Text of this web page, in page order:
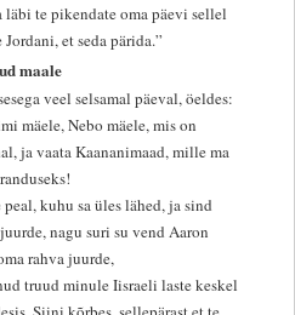
läbi te pikendate oma päevi sellel
et seda pärida.”
maale
veel selsamal päeval, öeldes:
mäele, Nebo mäele, mis on
ja vaata Kaananimaad, mille ma
peal, kuhu sa üles lähed, ja sind
nagu suri su vend Aaron
rahva juurde,
truud minule Iisraeli laste keskel